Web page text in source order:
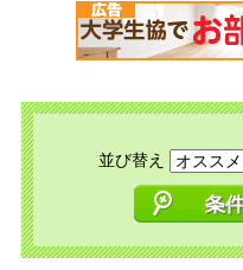
並び替え